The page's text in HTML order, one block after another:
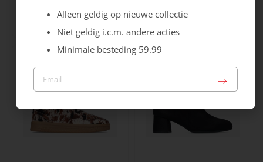
Alleen geldig op nieuwe collectie
Niet geldig i.c.m. andere acties
Minimale besteding 59.99